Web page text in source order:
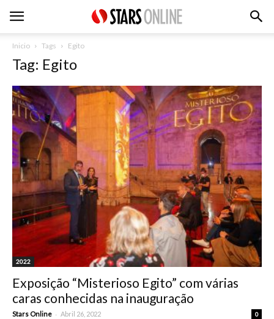
Inicio Tags Egito
Tag: Egito
2022
Exposição “Misterioso Egito” com várias
caras conhecidas na inauguração
Stars Online - Abril 26, 2022 0